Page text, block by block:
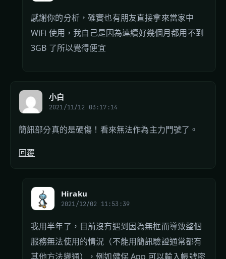
感謝你的分析，確實也有朋友直接拿來當家中
WiFi 使用，我自己是因為連續好幾個月都用不到
3GB 了所以覺得便宜
小白
2021/11/12 03:17:14
簡訊部分真的是硬傷！看來無法作為主力門號了。
回覆
Hiraku
2021/12/02 11:53:39
我用半年了，目前沒有遇到因為無框而導致整個
服務無法使用的情況（不能用簡訊驗證通常都有
其他方法變通），例如健保 App 可以輸入帳號密